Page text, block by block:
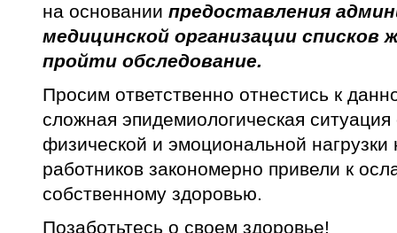
на основании предоставления
медицинской организации
пройти обследование.
Просим ответственно отнестись к
сложная эпидемиологическая
физической и эмоциональной нагрузки
работников закономерно привели к
собственному здоровью.
Позаботьтесь о своем здоровье!